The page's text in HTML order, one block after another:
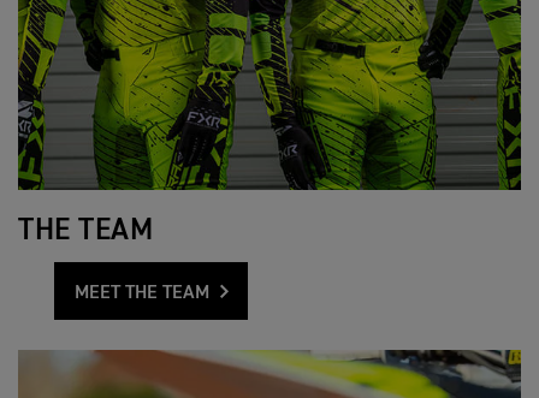
THE TEAM
MEET THE TEAM